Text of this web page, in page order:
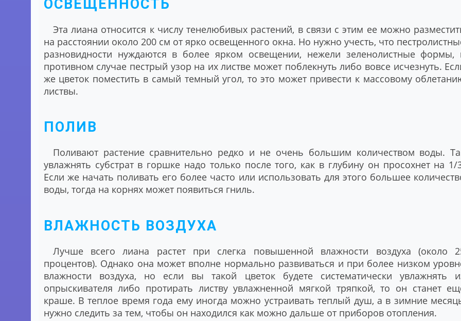
ОСВЕЩЕННОСТЬ
Эта лиана относится к числу тенелюбивых растений, в связи с этим ее можно
на расстоянии около 200 см от ярко освещенного окна. Но нужно учесть, что
разновидности нуждаются в более ярком освещении, нежели зеленолистные формы,
противном случае пестрый узор на их листве может поблекнуть либо вовсе исчезнуть.
же цветок поместить в самый темный угол, то это может привести к массовому
листвы.
ПОЛИВ
Поливают растение сравнительно редко и не очень большим количеством воды.
увлажнять субстрат в горшке надо только после того, как в глубину он просохнет на 1/
Если же начать поливать его более часто или использовать для этого большее
воды, тогда на корнях может появиться гниль.
ВЛАЖНОСТЬ ВОЗДУХА
Лучше всего лиана растет при слегка повышенной влажности воздуха (около
процентов). Однако она может вполне нормально развиваться и при более низком
влажности воздуха, но если вы такой цветок будете систематически увлажнять
опрыскивателя либо протирать листву увлажненной мягкой тряпкой, то он станет
краше. В теплое время года ему иногда можно устраивать теплый душ, а в зимние
нужно следить за тем, чтобы он находился как можно дальше от приборов отопления.